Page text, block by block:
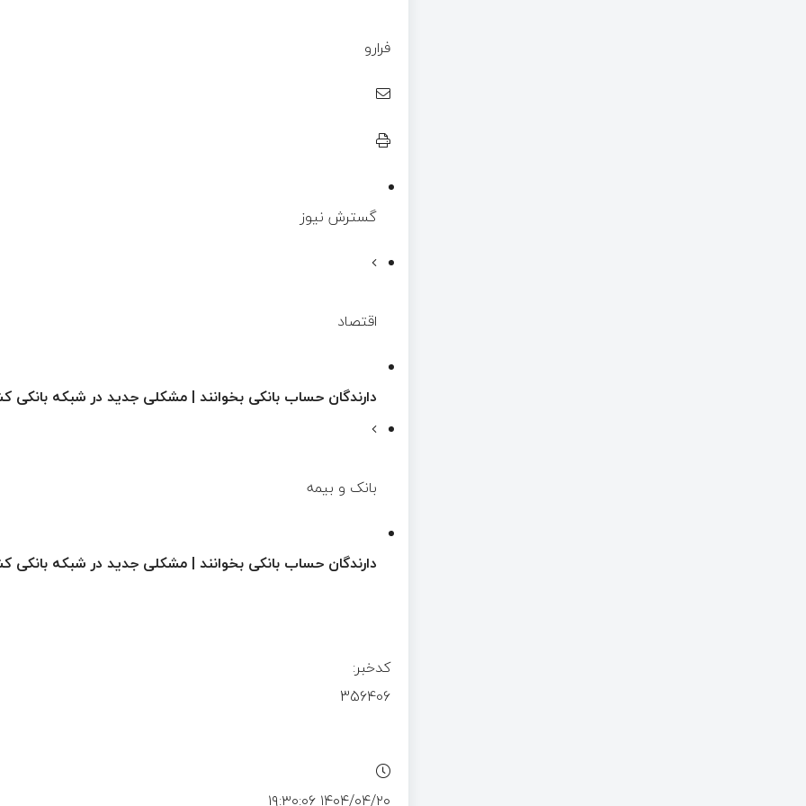
فرارو
گسترش نیوز
اقتصاد
دارندگان حساب بانکی بخوانند | مشکلی جدید در شبکه بانکی
بانک و بیمه
دارندگان حساب بانکی بخوانند | مشکلی جدید در شبکه بانکی
کدخبر:
356406
۱۴۰۴/۰۴/۲۰ ۱۹:۳۰:۰۶